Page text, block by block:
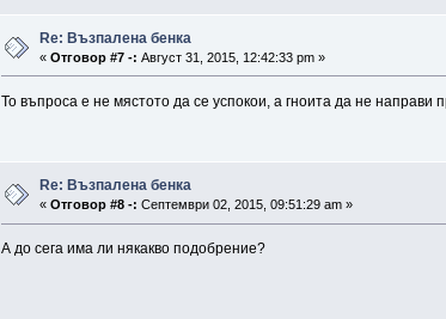
Re: Възпалена бенка
«Отговор #7 -: Август 31, 2015, 12:42:33 pm »
То въпроса е не мястото да се успокои, а гноита да не
Re: Възпалена бенка
«Отговор #8 -: Септември 02, 2015, 09:51:29 am »
А до сега има ли някакво подобрение?